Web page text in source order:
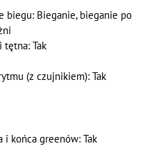
biegu: Bieganie, bieganie po
tętna: Tak
(z czujnikiem): Tak
i końca greenów: Tak